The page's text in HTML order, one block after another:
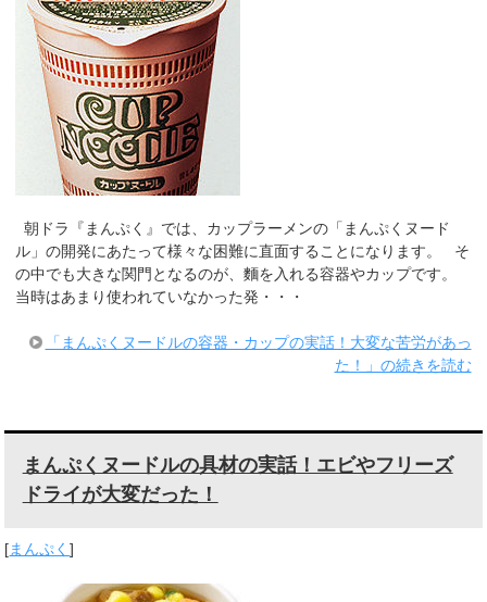
朝ドラ『まんぷく』では、カップラーメンの「まんぷくヌード
ル」の開発にあたって様々な困難に直面することになります。 そ
の中でも大きな関門となるのが、麵を入れる容器やカップです。
当時はあまり使われていなかった発・・・
「まんぷくヌードルの容器・カップの実話！大変な苦労があっ
た！」の続きを読む
まんぷくヌードルの具材の実話！エビやフリーズ
ドライが大変だった！
[まんぷく]